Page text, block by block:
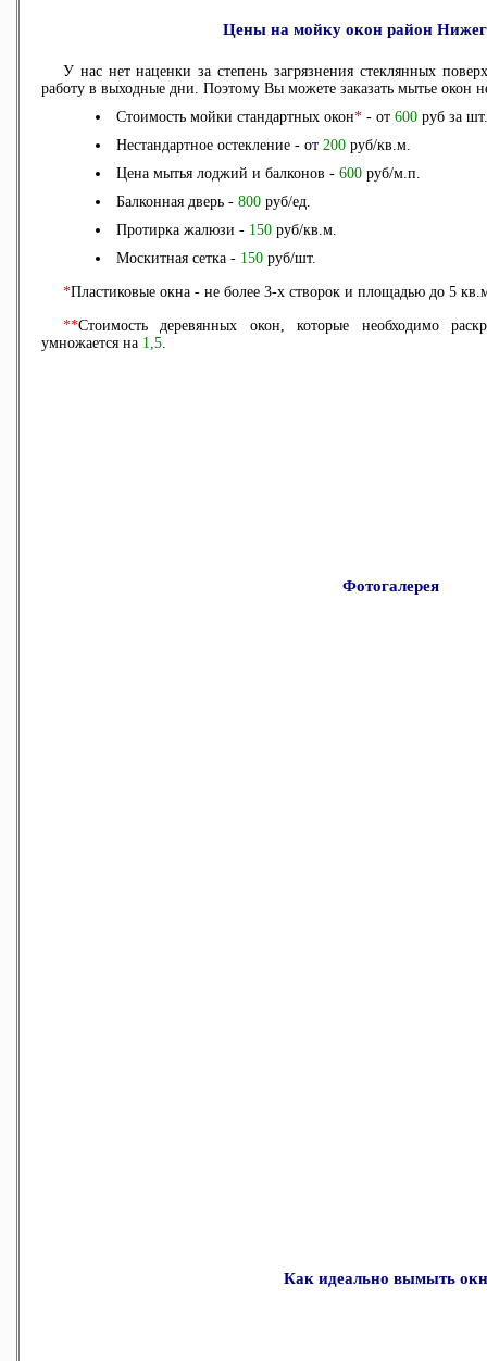
Цены на мойку окон район
У нас нет наценки за степень загрязнения стеклянных
работу в выходные дни. Поэтому Вы можете заказать мытье окон
Стоимость мойки стандартных окон* - от 600 руб за шт.
Нестандартное остекление - от 200 руб/кв.м.
Цена мытья лоджий и балконов - 600 руб/м.п.
Балконная дверь - 800 руб/ед.
Протирка жалюзи - 150 руб/кв.м.
Москитная сетка - 150 руб/шт.
*Пластиковые окна - не более 3-х створок и площадью до 5
**Стоимость деревянных окон, которые необходимо
умножается на 1,5.
Фотогалерея
Как идеально вымыть